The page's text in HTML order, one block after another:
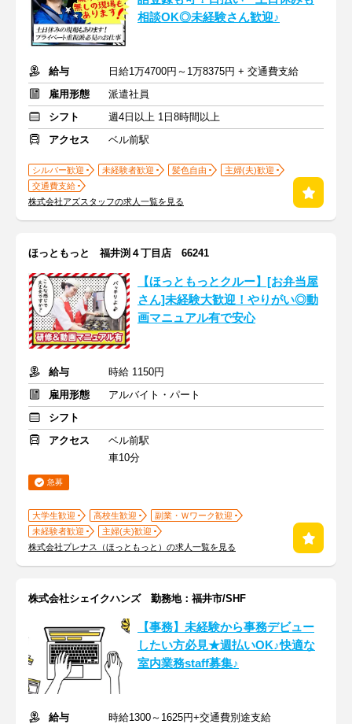
相談OK◎未経験さん歓迎♪
給与
日給1万4700円～1万8375円 + 交通費支給
雇用形態
派遣社員
シフト
週4日以上 1日8時間以上
アクセス
ベル前駅
シルバー歓迎 未経験者歓迎 髪色自由
主婦(夫)歓迎
交通費支給
株式会社アズスタッフの求人一覧を見る
ほっともっと 福井渕４丁目店 66241
【ほっともっとクルー】[お弁当屋
さん]未経験大歓迎！やりがい◎動
画マニュアル有で安心
給与
時給 1150円
雇用形態
アルバイト・パート
シフト
アクセス
ベル前駅
車10分
急募
大学生歓迎 高校生歓迎
副業・Ｗワーク歓迎
未経験者歓迎
主婦(夫)歓迎
株式会社プレナス（ほっともっと）の求人一覧を見る
株式会社シェイクハンズ 勤務地：福井市/SHF
【事務】未経験から事務デビュー
したい方必見★週払いOK♪快適な
室内業務staff募集♪
給与
時給1300～1625円+交通費別途支給